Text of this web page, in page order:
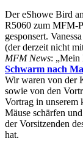
Der eShowe Bird
R5060 zum MFM-
gesponsert.
(der derzeit nicht
MFM News: „Mein
Schwarm nach
Wir waren von der
sowie von den
Vortrag in unserem
Mäuse schärfen
der Vorsitzenden
hat.